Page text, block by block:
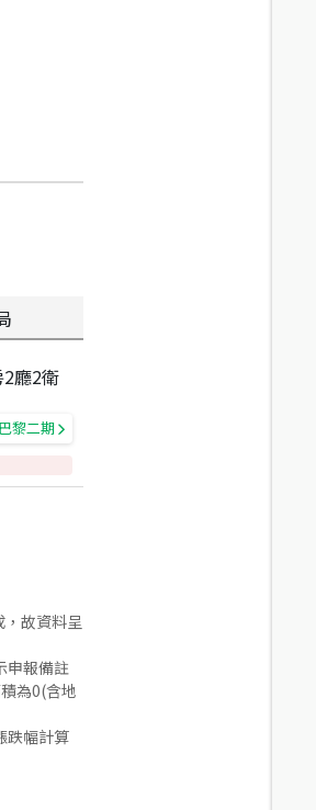
2廳2衛
黎二期
故資料呈
申報備註
為0(含地
跌幅計算